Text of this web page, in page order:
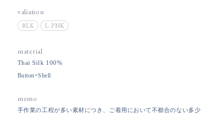
valiation
BLK L.PNK
material
Thai Silk 100%
Button=Shell
memo
手作業の工程が多い素材につき、ご着用において不都合のない多少